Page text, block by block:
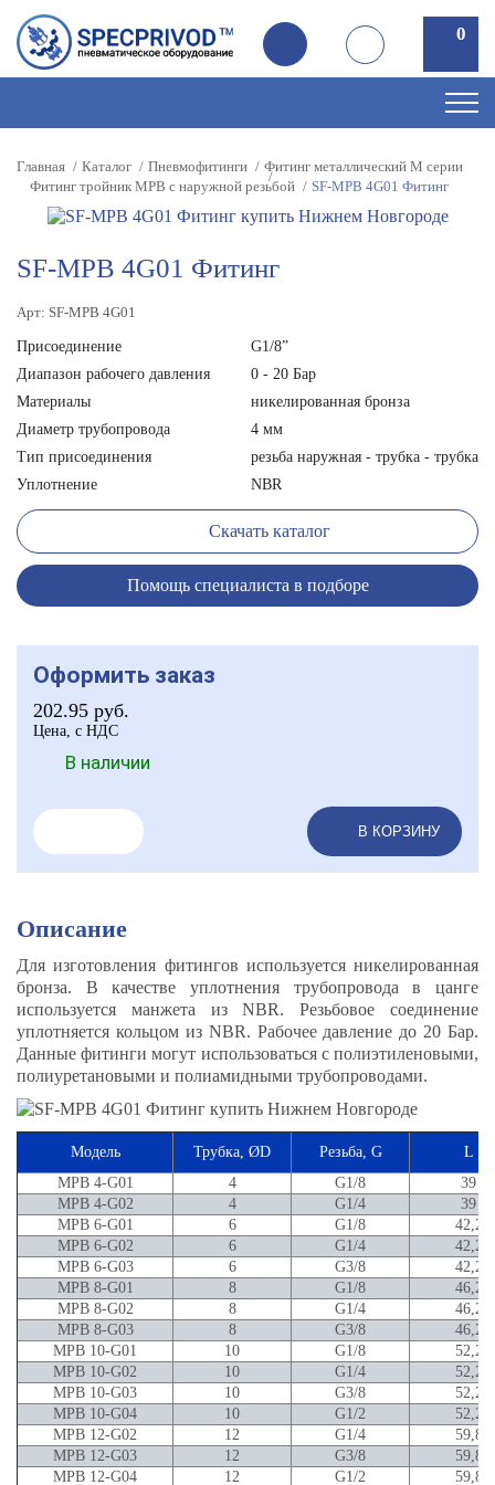
0
0
Главная Каталог Пневмофитинги
Фитинг металлический M серии
Фитинг тройник MPB с наружной резьбой
SF-MPB 4G01 Фитинг
SF-MPB 4G01 Фитинг
Арт: SF-MPB 4G01
Присоединение
G1/8”
Диапазон рабочего давления
0 - 20 Бар
Материалы
никелированная бронза
Диаметр трубопровода
4 мм
Тип присоединения
резьба наружная - трубка - трубка
Уплотнение
NBR
Скачать каталог
Помощь специалиста в подборе
Оформить заказ
202.95 руб.
Цена, с НДС
В наличии
В КОРЗИНУ
Описание
Для изготовления фитингов используется никелированная
бронза. В качестве уплотнения трубопровода в цанге
используется манжета из NBR. Резьбовое cоединение
уплотняется кольцом из NBR. Рабочее давление до 20 Бар.
Данные фитинги могут использоваться с полиэтиленовыми,
полиуретановыми и полиамидными трубопроводами.
Модель Трубка, ØD Резьба, G
L
MPB 4-G01
4 G1/8
39
MPB 4-G02
4 G1/4
39
MPB 6-G01
6 G1/8
42,2
MPB 6-G02
6 G1/4
42,2
MPB 6-G03
6 G3/8
42,2
MPB 8-G01
8 G1/8
46,2
MPB 8-G02
8 G1/4
46,2
MPB 8-G03
8 G3/8
46,2
MPB 10-G01
10 G1/8
52,2
MPB 10-G02
10 G1/4
52,2
MPB 10-G03
10 G3/8
52,2
MPB 10-G04
10 G1/2
52,2
MPB 12-G02
12 G1/4
59,8
MPB 12-G03
12 G3/8
59,8
MPB 12-G04
12 G1/2 59,8